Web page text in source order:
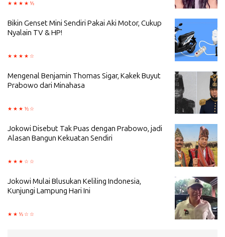
Bikin Genset Mini Sendiri Pakai Aki Motor, Cukup
Nyalain TV & HP!
Mengenal Benjamin Thomas Sigar, Kakek Buyut
Prabowo dari Minahasa
Jokowi Disebut Tak Puas dengan Prabowo, jadi
Alasan Bangun Kekuatan Sendiri
Jokowi Mulai Blusukan Keliling Indonesia,
Kunjungi Lampung Hari Ini